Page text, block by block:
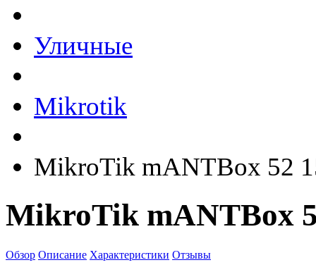
Уличные
Mikrotik
MikroTik mANTBox 52
MikroTik mANTBox
Обзор Описание Характеристики Отзывы